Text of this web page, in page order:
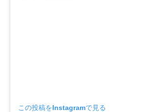
この投稿をInstagramで見る